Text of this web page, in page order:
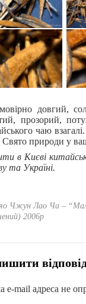
довгий,
прозорий,
чаю
Свято природи у
в Києві
та Україні.
Чжун Лао Ча –
2006р
e-mail адреса не